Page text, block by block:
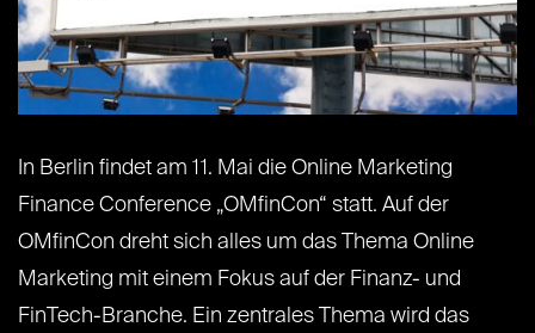
In Berlin findet am 11. Mai die Online Marketing
Finance Conference „OMfinCon“ statt. Auf der
OMfinCon dreht sich alles um das Thema Online
Marketing mit einem Fokus auf der Finanz- und
FinTech-Branche. Ein zentrales Thema wird das